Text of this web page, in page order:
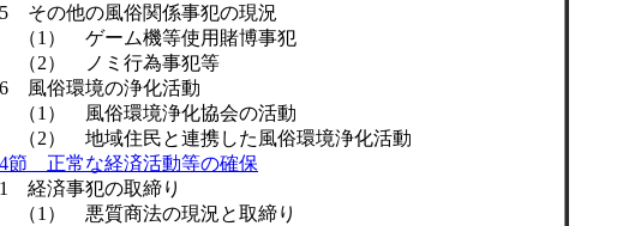
その他の風俗関係事犯の現況
1） ゲーム機等使用賭博事犯
2） ノミ行為事犯等
風俗環境の浄化活動
1） 風俗環境浄化協会の活動
2） 地域住民と連携した風俗環境浄化活動
節 正常な経済活動等の確保
経済事犯の取締り
1） 悪質商法の現況と取締り